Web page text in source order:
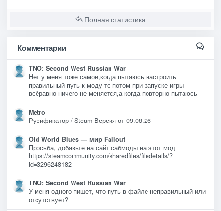
Полная статистика
Комментарии
TNO: Second West Russian War
Нет у меня тоже самое,когда пытаюсь настроить
правильный путь к моду то потом при запуске игры
всёравно ничего не меняется,а когда повторно пытаюсь
Metro
Русификатор / Steam Версия от 09.08.26
Old World Blues — мир Fallout
Просьба, добавьте на сайт сабмоды на этот мод
https://steamcommunity.com/sharedfiles/filedetails/?
id=3296248182
TNO: Second West Russian War
У меня одного пишет, что путь в файле неправильный или
отсутствует?